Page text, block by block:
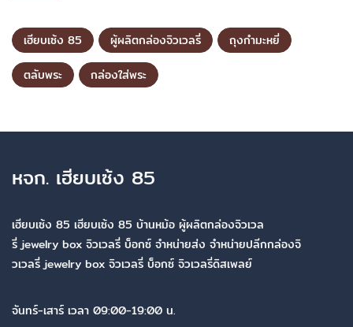
เฮียบเซ้ง 85 ผู้ผลิตกล่องจิวเวลรี่
ถุงกำมะหยี่
ตลับพระ
กล่องใส่พระ
หจก. เฮียบเซ้ง 85
เฮียบเซ้ง 85 เฮียบเซ้ง 85 บ้านหม้อ ผู้ผลิตกล่องจิวเวล
รี่ jewelry box จิวเวลรี่ บ็อกซ์ จำหน่ายส่ง จำหน่ายปลีกกล่องจิ
วเวลรี่ jewelry box จิวเวลรี่ บ็อกซ์ จิวเวลรี่ดิสเพลย์
จันทร์-เสาร์ เวลา 09:00-19:00 น.